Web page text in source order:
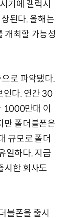
기에 갤럭시
된다. 올해는
개최할 가능성
로 파악됐다.
인다. 연간 30
1000만대 이
만 폴더블폰은
규모로 폴더
일하다. 지금
시한 회사도
블폰을 출시